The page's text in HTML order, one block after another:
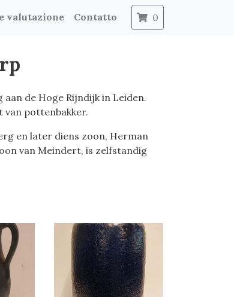
valutazione Contatto 0
de Hoge Rijndijk in Leiden.
van pottenbakker.
en later diens zoon, Herman
van Meindert, is zelfstandig